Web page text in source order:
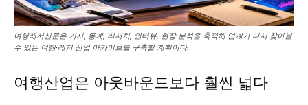
여행레저신문은 기사, 통계, 리서치, 인터뷰, 현장 분석을 축적해 업계가 다시 찾아볼
수 있는 여행·레저 산업 아카이브를 구축할 계획이다.
여행산업은 아웃바운드보다 훨씬 넓다